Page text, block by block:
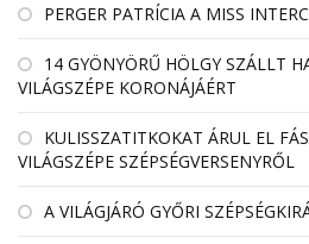
PERGER PATRÍCIA A MISS
14 GYÖNYÖRŰ HÖLGY SZÁLLT
VILÁGSZÉPE KORONÁJÁÉRT
KULISSZATITKOKAT ÁRUL EL
VILÁGSZÉPE SZÉPSÉGVERSENYRŐL
A VILÁGJÁRÓ GYŐRI